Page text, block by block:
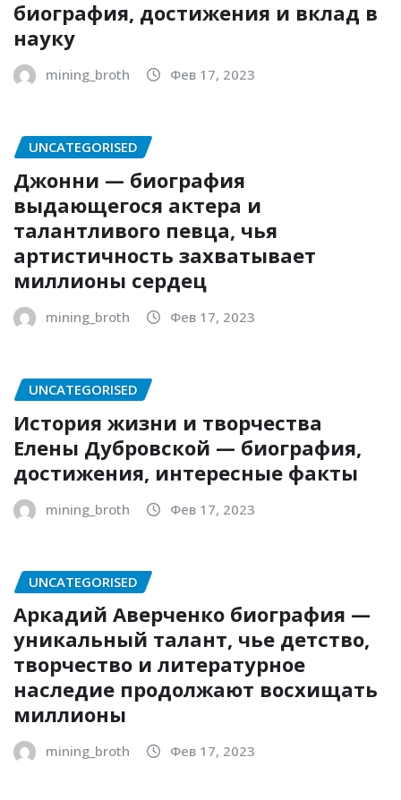
биография, достижения и вклад в
науку
mining_broth Фев 17, 2023
UNCATEGORISED
Джонни — биография
выдающегося актера и
талантливого певца, чья
артистичность захватывает
миллионы сердец
mining_broth Фев 17, 2023
UNCATEGORISED
История жизни и творчества
Елены Дубровской — биография,
достижения, интересные факты
mining_broth Фев 17, 2023
UNCATEGORISED
Аркадий Аверченко биография —
уникальный талант, чье детство,
творчество и литературное
наследие продолжают восхищать
миллионы
mining_broth Фев 17, 2023